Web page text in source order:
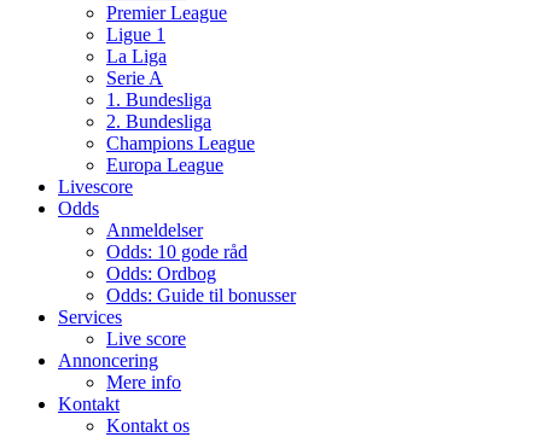
Premier League
Ligue 1
La Liga
Serie A
1. Bundesliga
2. Bundesliga
Champions League
Europa League
Livescore
Odds
Anmeldelser
Odds: 10 gode råd
Odds: Ordbog
Odds: Guide til bonusser
Services
Live score
Annoncering
Mere info
Kontakt
Kontakt os